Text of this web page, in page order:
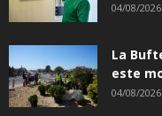
04/08/2026
La
este
04/08/2026